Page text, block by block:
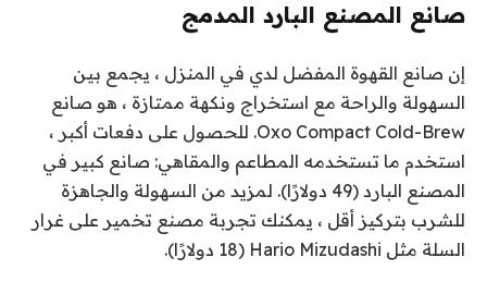
صانع المصنع البارد المدمج
إن صانع القهوة المفضل لدي في المنزل ، يجمع بين
السهولة والراحة مع استخراج ونكهة ممتازة ، هو صانع
Oxo Compact Cold-Brew. للحصول على دفعات أكبر ،
استخدم ما تستخدمه المطاعم والمقاهي: صانع كبير في
المصنع البارد (49 دولارًا). لمزيد من السهولة والجاهزة
للشرب بتركيز أقل ، يمكنك تجربة مصنع تخمير على غرار
السلة مثل Hario Mizudashi (18 دولارًا).